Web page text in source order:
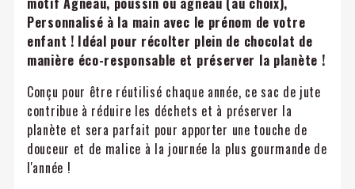
Personnalisé à la main avec le prénom de votre
enfant ! Idéal pour récolter plein de chocolat de
manière éco-responsable et préserver la planète !
Conçu pour être réutilisé chaque année, ce sac de jute
contribue à réduire les déchets et à préserver la
planète et sera parfait pour apporter une touche de
douceur et de malice à la journée la plus gourmande de
l'année !